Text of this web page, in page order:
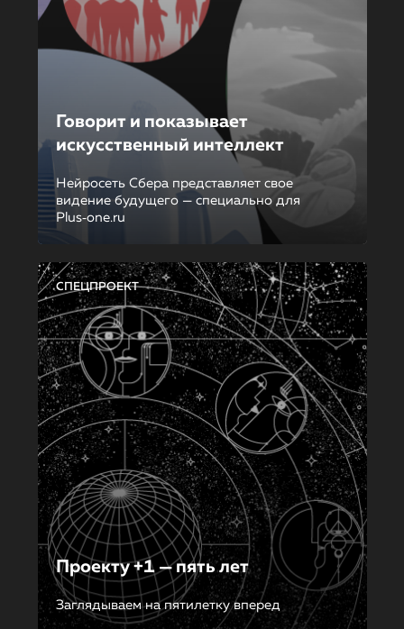
Говорит и показывает
искусственный интеллект
Нейросеть Сбера представляет свое
видение будущего — специально для
Plus‑one.ru
СПЕЦПРОЕКТ
Проекту +1 — пять лет
Заглядываем на пятилетку вперед